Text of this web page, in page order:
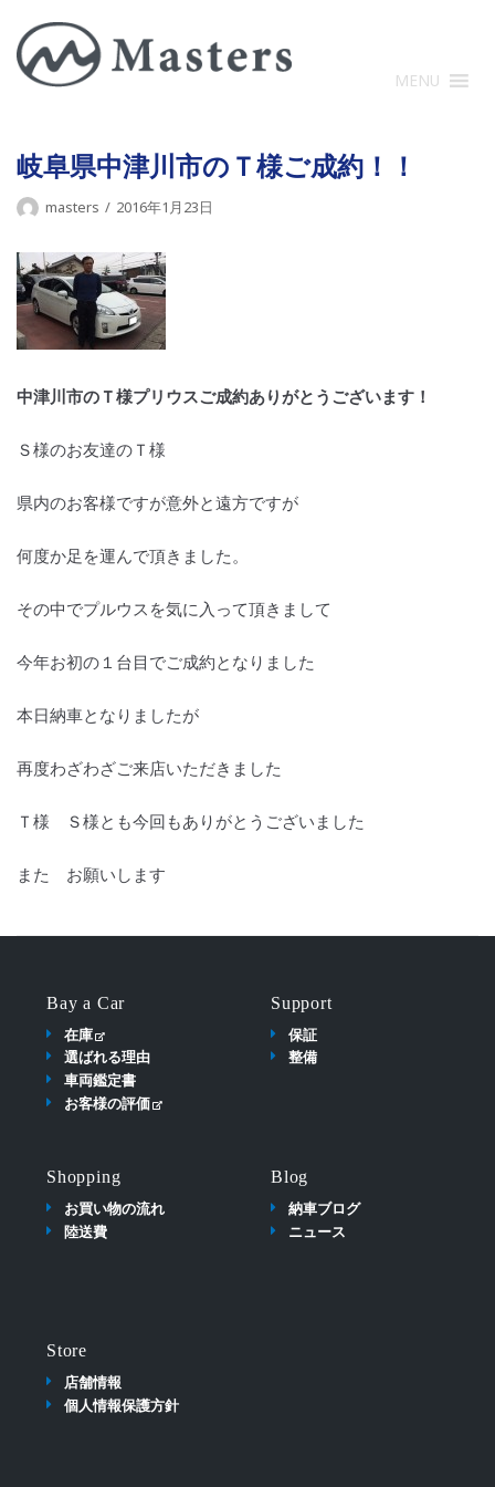
コ
ン
テ
に
ス
キ
プ
MENU
岐阜県中津川市のＴ様ご成約！！
masters 2016年1月23日
中津川市のＴ様プリウスご成約ありがとうございます！
Ｓ様のお友達のＴ様
県内のお客様ですが意外と遠方ですが
何度か足を運んで頂きました。
その中でプルウスを気に入って頂きまして
今年お初の１台目でご成約となりました
本日納車となりましたが
再度わざわざご来店いただきました
Ｔ様 Ｓ様とも今回もありがとうございました
また お願いします
Bay a Car
在庫
選ばれる理由
車両鑑定書
お客様の評価
Support
保証
整備
Shopping
お買い物の流れ
陸送費
Blog
納車ブログ
ニュース
Store
店舗情報
個人情報保護方針